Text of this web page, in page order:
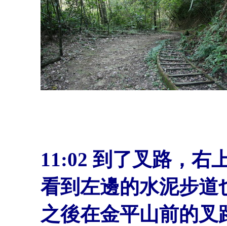
11:02 到了叉路，右
看到左邊的水泥步道
之後在金平山前的